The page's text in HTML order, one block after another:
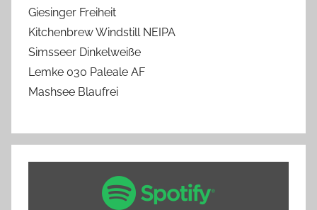
Giesinger Freiheit
Kitchenbrew Windstill NEIPA
Simsseer Dinkelweiße
Lemke 030 Paleale AF
Mashsee Blaufrei